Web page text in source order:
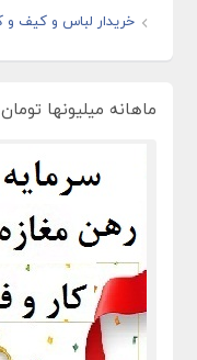
خریدار لباس و کیف و
ماهانه میلیونها